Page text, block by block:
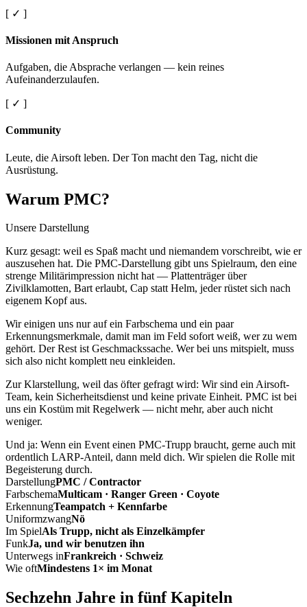
[ ✓ ]
Missionen mit Anspruch
Aufgaben, die Absprache verlangen — kein reines
Aufeinanderzulaufen.
[ ✓ ]
Community
Leute, die Airsoft leben. Der Ton macht den Tag, nicht die
Ausrüstung.
Warum PMC?
Unsere Darstellung
Kurz gesagt: weil es Spaß macht und niemandem vorschreibt, wie er
auszusehen hat. Die PMC-Darstellung gibt uns Spielraum, den eine
strenge Militärimpression nicht hat — Plattenträger über
Zivilklamotten, Bart erlaubt, Cap statt Helm, jeder rüstet sich nach
eigenem Kopf aus.
Wir einigen uns nur auf ein Farbschema und ein paar
Erkennungsmerkmale, damit man im Feld sofort weiß, wer zu wem
gehört. Der Rest ist Geschmackssache. Wer bei uns mitspielt, muss
sich also nicht komplett neu einkleiden.
Zur Klarstellung, weil das öfter gefragt wird: Wir sind ein Airsoft-
Team, kein Sicherheitsdienst und keine private Einheit. PMC ist bei
uns ein Kostüm mit Regelwerk — nicht mehr, aber auch nicht
weniger.
Und ja: Wenn ein Event einen PMC-Trupp braucht, gerne auch mit
ordentlich LARP-Anteil, dann meld dich. Wir spielen die Rolle mit
Begeisterung durch.
DarstellungPMC / Contractor
FarbschemaMulticam · Ranger Green · Coyote
ErkennungTeampatch + Kennfarbe
UniformzwangNö
Im SpielAls Trupp, nicht als Einzelkämpfer
FunkJa, und wir benutzen ihn
Unterwegs inFrankreich · Schweiz
Wie oftMindestens 1× im Monat
Sechzehn Jahre in fünf Kapiteln